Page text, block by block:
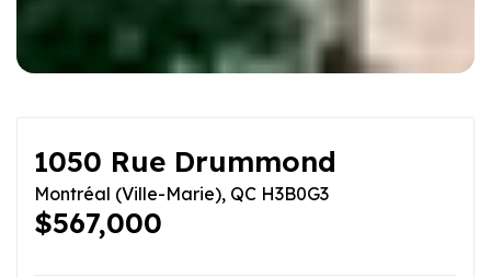
1050 Rue Drummond
Montréal (Ville-Marie), QC H3B0G3
$567,000